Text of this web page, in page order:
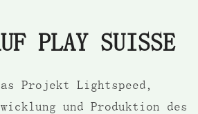
PLAY SUISSE
Projekt Lightspeed,
und Produktion des